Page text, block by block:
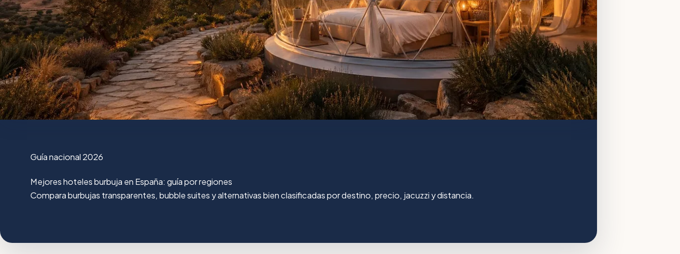
Guía nacional 2026
Mejores hoteles burbuja en España: guía por regiones
Compara burbujas transparentes, bubble suites y alternativas bien clasificadas por destino, precio, jacuzzi y distancia.